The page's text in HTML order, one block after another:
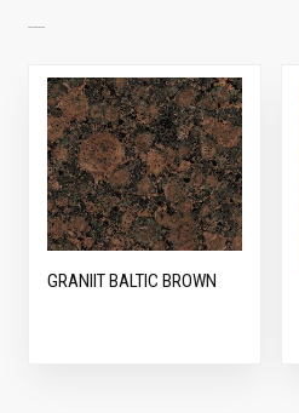
GRANIIT BALTIC BROWN